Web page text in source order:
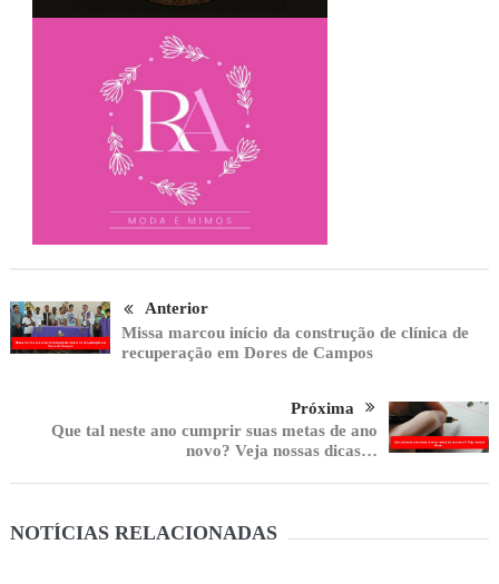
Anterior
Missa marcou início da construção de clínica de
recuperação em Dores de Campos
Próxima
Que tal neste ano cumprir suas metas de ano
novo? Veja nossas dicas…
NOTÍCIAS RELACIONADAS